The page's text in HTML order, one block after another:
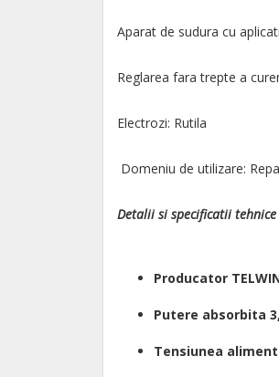
Aparat de sudura cu
Reglarea fara trepte a
Electrozi: Rutila
Domeniu de utilizare:
Detalii si specificatii
Producator
Putere absorbita
Tensiunea